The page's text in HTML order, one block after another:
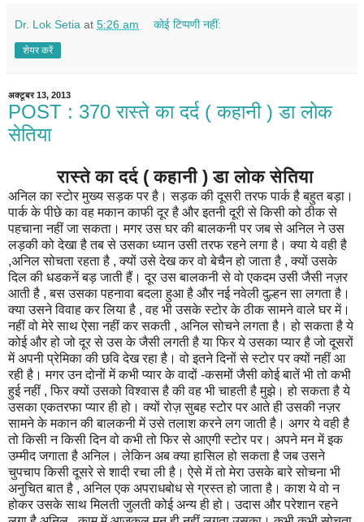
Dr. Lok Setia at 5:26 am कोई टिप्पणी नहीं:
शेयर करें
अक्टूबर 13, 2013
POST : 370 रास्ते का दर्द ( कहानी ) डा लोक
सेतिया
रास्ते का दर्द ( कहानी ) डा लोक सेतिया
अनिल का स्टोर मुख्य सड़क पर है। सड़क की दूसरी तरफ पार्क है बहुत बड़ा।
पार्क के पीछे का वह मकान काफी दूर है और इतनी दूरी से किसी को ठीक से
पहचाना नहीं जा सकता। मगर उस घर की बालकनी पर जब से अनिल ने उस
लड़की को देखा है तब से उसका ध्यान उसी तरफ रहने लगा है। क्या ये वही है
,अनिल सोचता रहता है , क्यों उसे देख कर वो बेचैन हो जाता है , क्यों उसके
दिल की धडकनें बड़ जाती हैं। दूर उस बालकनी से वो एकदम उसी जैसी नज़र
आती है , बस उसका पहनावा बदला हुआ है और नई नवेली दुल्हन सा लगता है।
क्या उसने विवाह कर लिया है , वह भी उसके स्टोर के ठीक सामने वाले घर में।
नहीं वो मेरे साथ ऐसा नहीं कर सकती , अनिल सोचने लगता है। हो सकता है ये
कोई और हो जो दूर से उस के जैसी लगती है या फिर ये उसका प्यार है जो दूसरों
में अपनी प्रेमिका की छवि देख रहा है। वो इतने दिनों से स्टोर पर क्यों नहीं आ
रही है। मगर उन दोनों में कभी प्यार के वादों -कसमों जैसी कोई बातें भी तो कभी
हुई नहीं , फिर क्यों उसको विश्वास है की वह भी चाहती है मुझे। हो सकता है ये
उसका एकतरफा प्यार ही हो। क्यों रोज़ सुबह स्टोर पर आते ही उसकी नज़र
सामने के मकान की बालकनी में उसे तलाश करने लग जाती है। अगर ये वही है
तो किसी न किसी दिन वो कभी तो फिर से आएगी स्टोर पर। अपने मन में इक
उम्मीद जगाता है अनिल। लेकिन अब क्या हासिल हो सकता है जब उसने
चुपचाप किसी दूसरे से शादी रचा ली है। ऐसे में तो मेरा उसके बारे सोचना भी
अनुचित बात है , अनिल एक अपराधबोध से ग्रस्त हो जाता है। काश ये वो न
होकर उसके साथ मिलती जुलती कोई अन्य ही हो। उदास और परेशान रहने